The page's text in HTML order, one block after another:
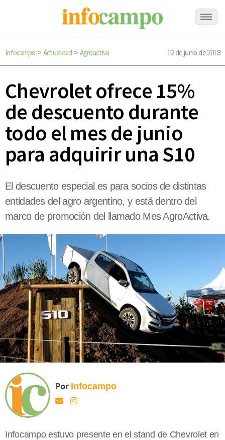
Infocampo > Actualidad > Agroactiva 12 de junio de 2018
Chevrolet ofrece 15%
de descuento durante
todo el mes de junio
para adquirir una S10
El descuento especial es para socios de distintas
entidades del agro argentino, y está dentro del
marco de promoción del llamado Mes AgroActiva.
Por Infocampo
Infocampo estuvo presente en el stand de Chevrolet en